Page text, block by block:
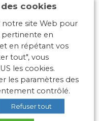
cookies
notre site Web pour
pertinente en
en répétant vos
tout", vous
les cookies.
les paramètres des
contrôlé.
Refuser tout